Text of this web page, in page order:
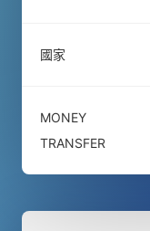
國家
MONEY
TRANSFER